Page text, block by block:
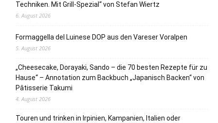
Techniken. Mit Grill-Spezial“ von Stefan Wiertz
6. August 2026
Formaggella del Luinese DOP aus den Vareser Voralpen
5. August 2026
„Cheesecake, Dorayaki, Sando – die 70 besten Rezepte für zu
Hause“ – Annotation zum Backbuch „Japanisch Backen“ von
Pâtisserie Takumi
4. August 2026
Touren und trinken in Irpinien, Kampanien, Italien oder